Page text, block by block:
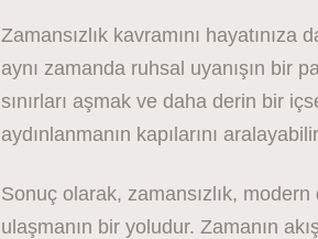
Zamansızlık kavramını
aynı zamanda ruhsal uyanışın bir
sınırları aşmak ve daha derin bir
aydınlanmanın kapılarını
Sonuç olarak, zamansızlık, modern
ulaşmanın bir yoludur. Zamanın